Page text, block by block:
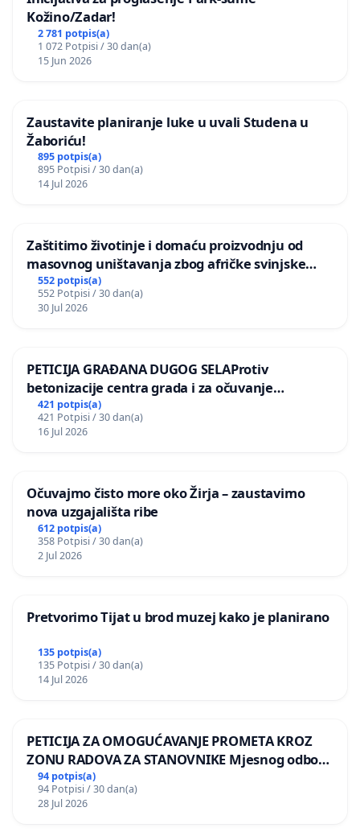
Kožino/Zadar!
2 781 potpis(a)
1 072 Potpisi / 30 dan(a)
15 Jun 2026
Zaustavite planiranje luke u uvali Studena u
Žaboriću!
895 potpis(a)
895 Potpisi / 30 dan(a)
14 Jul 2026
Zaštitimo životinje i domaću proizvodnju od
masovnog uništavanja zbog afričke svinjske
kuge
552 potpis(a)
552 Potpisi / 30 dan(a)
30 Jul 2026
PETICIJA GRAĐANA DUGOG SELAProtiv
betonizacije centra grada i za očuvanje
postojećih zelenih površina i odraslih stabala pri
donošenju izmjena urbanističkog plana
421 potpis(a)
421 Potpisi / 30 dan(a)
16 Jul 2026
Očuvajmo čisto more oko Žirja – zaustavimo
nova uzgajališta ribe
612 potpis(a)
358 Potpisi / 30 dan(a)
2 Jul 2026
Pretvorimo Tijat u brod muzej kako je planirano
135 potpis(a)
135 Potpisi / 30 dan(a)
14 Jul 2026
PETICIJA ZA OMOGUĆAVANJE PROMETA KROZ
ZONU RADOVA ZA STANOVNIKE Mjesnog odbora
Kamensko i Lemić Brdo
94 potpis(a)
94 Potpisi / 30 dan(a)
28 Jul 2026